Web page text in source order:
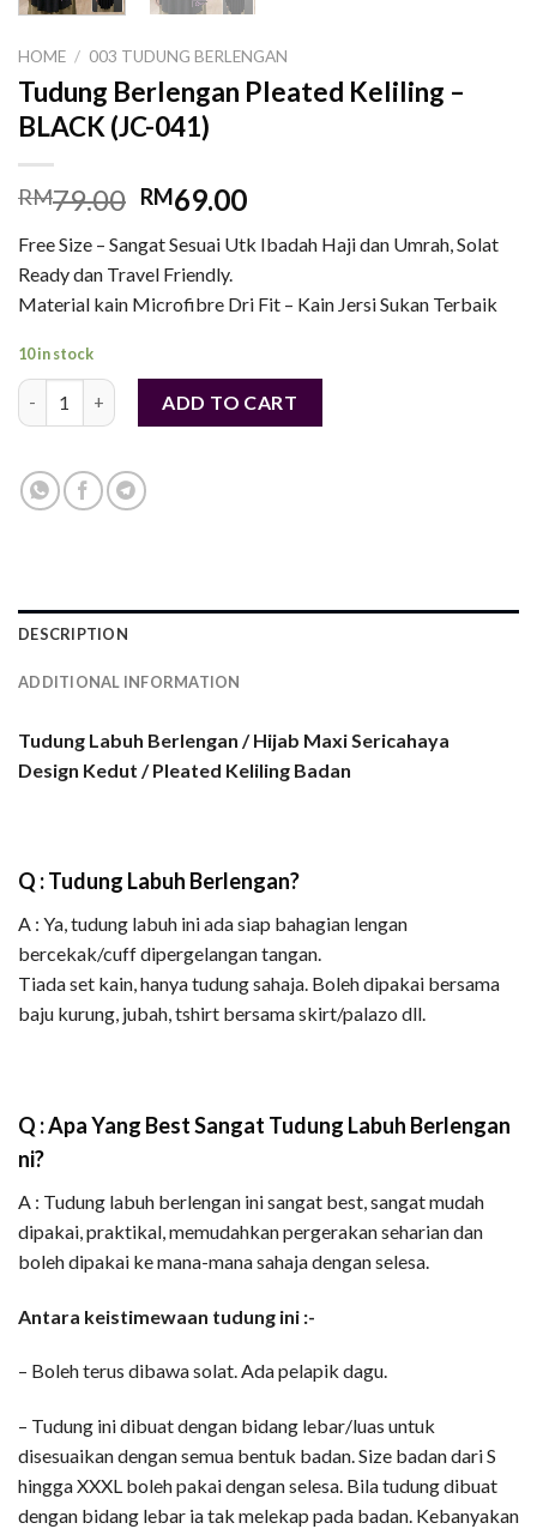
HOME / 003 TUDUNG BERLENGAN
Tudung Berlengan Pleated Keliling –
BLACK (JC-041)
RM79.00 RM69.00
Free Size – Sangat Sesuai Utk Ibadah Haji dan Umrah, Solat
Ready dan Travel Friendly.
Material kain Microfibre Dri Fit – Kain Jersi Sukan Terbaik
10 in stock
Tudung Berlengan Pleated Keliling - BLACK (JC-041) quantity
ADD TO CART
DESCRIPTION
ADDITIONAL INFORMATION
Tudung Labuh Berlengan / Hijab Maxi Sericahaya
Design Kedut / Pleated Keliling Badan
Q : Tudung Labuh Berlengan?
A : Ya, tudung labuh ini ada siap bahagian lengan
bercekak/cuff dipergelangan tangan.
Tiada set kain, hanya tudung sahaja. Boleh dipakai bersama
baju kurung, jubah, tshirt bersama skirt/palazo dll.
Q : Apa Yang Best Sangat Tudung Labuh Berlengan
ni?
A : Tudung labuh berlengan ini sangat best, sangat mudah
dipakai, praktikal, memudahkan pergerakan seharian dan
boleh dipakai ke mana-mana sahaja dengan selesa.
Antara keistimewaan tudung ini :-
– Boleh terus dibawa solat. Ada pelapik dagu.
– Tudung ini dibuat dengan bidang lebar/luas untuk
disesuaikan dengan semua bentuk badan. Size badan dari S
hingga XXXL boleh pakai dengan selesa. Bila tudung dibuat
dengan bidang lebar ia tak melekap pada badan. Kebanyakan